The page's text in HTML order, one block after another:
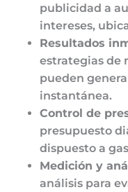
publicidad a
intereses,
Resultados
estrategias de
pueden
instantánea.
Control de
presupuesto
dispuesto a
Medición y
análisis para